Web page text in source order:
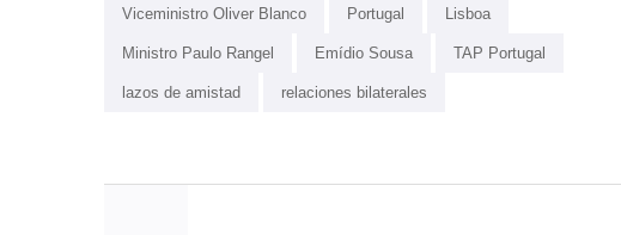
Viceministro Oliver Blanco Portugal Lisboa
Ministro Paulo Rangel Emídio Sousa TAP Portugal
lazos de amistad relaciones bilaterales